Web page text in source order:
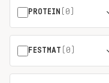
PROTEIN (0)
FESTMAT (0)